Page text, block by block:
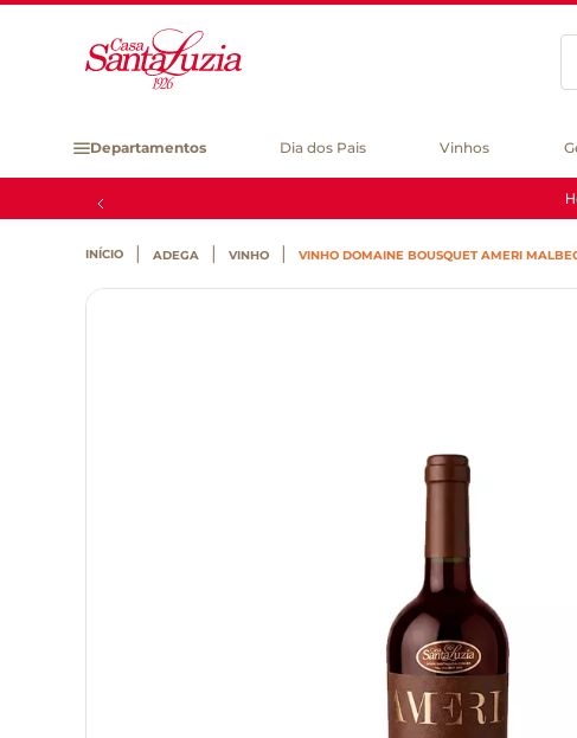
Departamentos Dia dos Pais Vinhos
ADEGA VINHO VINHO DOMAINE BOUSQUET AMERI